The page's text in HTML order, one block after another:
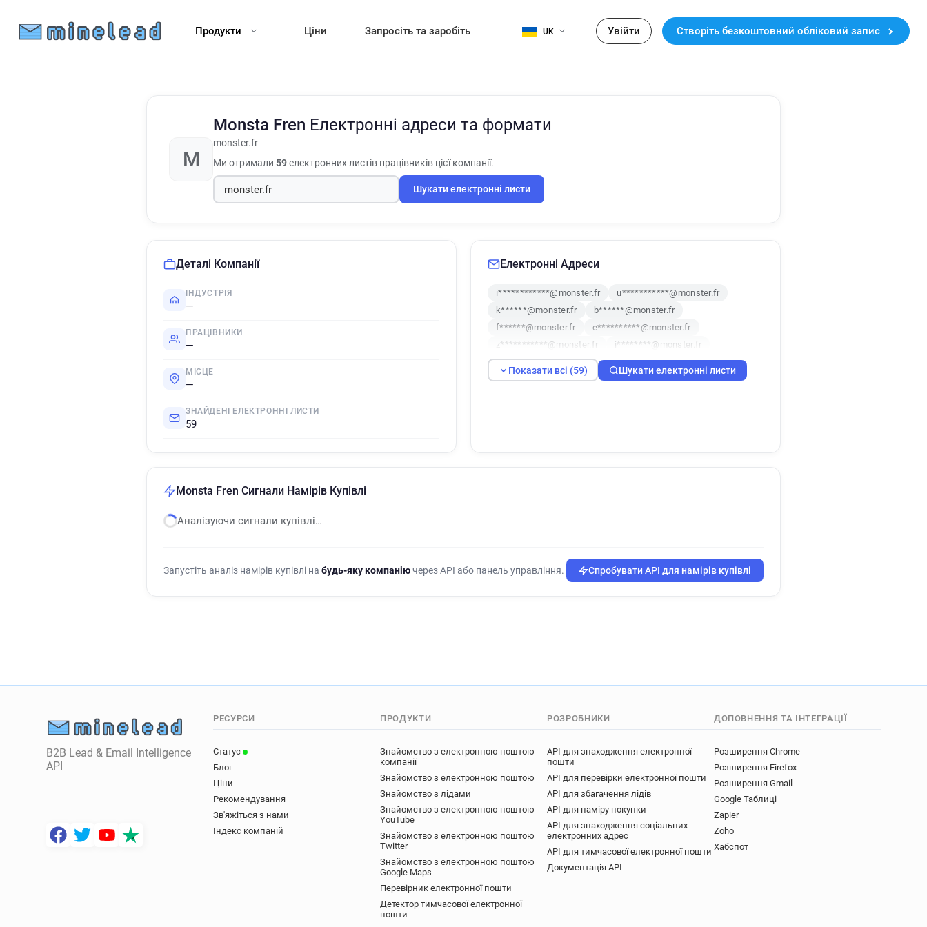
Продукти Ціни Запросіть та заробіть UK Увійти Створіть безкоштовний обліковий запис
M
Monsta Fren Електронні адреси та формати
monster.fr
Ми отримали 59електронних листів працівників цієї компанії.
Шукати електронні листи
Деталі Компанії
ІНДУСТРІЯ
—
ПРАЦІВНИКИ
—
МІСЦЕ
—
ЗНАЙДЕНІ ЕЛЕКТРОННІ ЛИСТИ
59
Електронні Адреси
i************@monster.fr
u***********@monster.fr
k******@monster.fr
b******@monster.fr
f******@monster.fr
e**********@monster.fr
z***********@monster.fr
i********@monster.fr
e************@monster.fr
s******@monster.fr
u********@monster.fr
j***********@monster.fr
x************@monster.fr
r**********@monster.fr
y************@monster.fr
m************@monster.fr
p************@monster.fr
p*******@monster.fr
d********@monster.fr
x*****@monster.fr
u*****@monster.fr
Показати всі (59) Шукати електронні листи
Monsta Fren Сигнали Намірів Купівлі
Аналізуючи сигнали купівлі…
Запустіть аналіз намірів купівлі на будь-яку компаніючерез API або панель управління. Спробувати API для намірів купівлі
B2B Lead & Email Intelligence
API
РЕСУРСИ
Статус
Блог
Ціни
Рекомендування
Зв'яжіться з нами
Індекс компаній
ПРОДУКТИ
Знайомство з електронною поштою
компанії
Знайомство з електронною поштою
Знайомство з лідами
Знайомство з електронною поштою
YouTube
Знайомство з електронною поштою
Twitter
Знайомство з електронною поштою
Google Maps
Перевірник електронної пошти
Детектор тимчасової електронної
пошти
РОЗРОБНИКИ
API для знаходження електронної
пошти
API для перевірки електронної пошти
API для збагачення лідів
API для наміру покупки
API для знаходження соціальних
електронних адрес
API для тимчасової електронної пошти
Документація API
ДОПОВНЕННЯ ТА ІНТЕГРАЦІЇ
Розширення Chrome
Розширення Firefox
Розширення Gmail
Google Таблиці
Zapier
Zoho
Хабспот